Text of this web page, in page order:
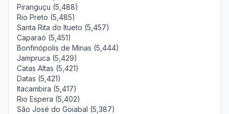
Piranguçu (5,488)
Rio Preto (5,485)
Santa Rita do Itueto (5,457)
Caparaó (5,451)
Bonfinópolis de Minas (5,444)
Jampruca (5,429)
Catas Altas (5,421)
Datas (5,421)
Itacambira (5,417)
Rio Espera (5,402)
São José do Goiabal (5,387)